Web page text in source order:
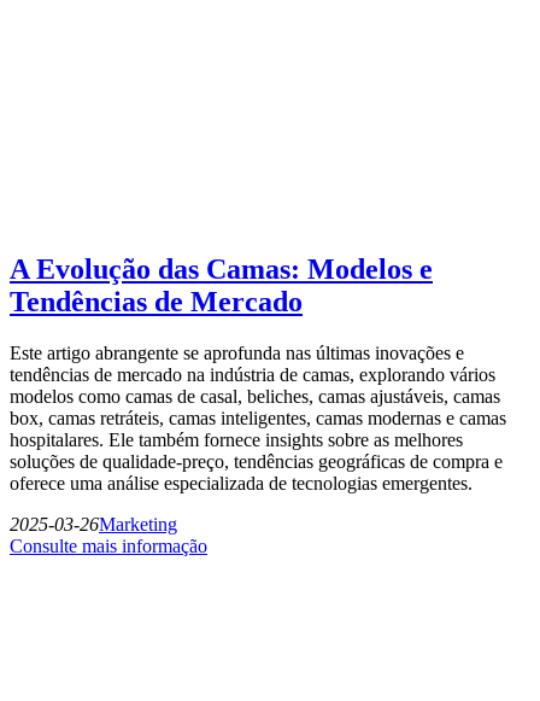
A Evolução das Camas: Modelos e
Tendências de Mercado
Este artigo abrangente se aprofunda nas últimas inovações e
tendências de mercado na indústria de camas, explorando vários
modelos como camas de casal, beliches, camas ajustáveis, camas
box, camas retráteis, camas inteligentes, camas modernas e camas
hospitalares. Ele também fornece insights sobre as melhores
soluções de qualidade-preço, tendências geográficas de compra e
oferece uma análise especializada de tecnologias emergentes.
2025-03-26Marketing
Consulte mais informação